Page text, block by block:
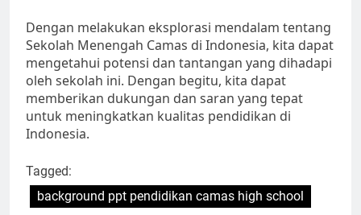
Dengan melakukan eksplorasi mendalam tentang
Sekolah Menengah Camas di Indonesia, kita dapat
mengetahui potensi dan tantangan yang dihadapi
oleh sekolah ini. Dengan begitu, kita dapat
memberikan dukungan dan saran yang tepat
untuk meningkatkan kualitas pendidikan di
Indonesia.
Tagged:
background ppt pendidikan camas high school